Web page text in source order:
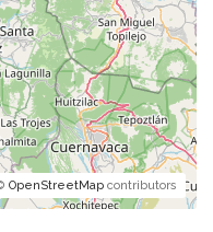
OpenStreetMap contributors